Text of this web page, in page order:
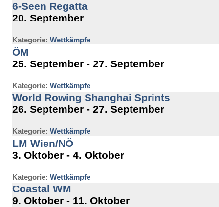
6-Seen Regatta
20. September
Kategorie: Wettkämpfe
ÖM
25. September - 27. September
Kategorie: Wettkämpfe
World Rowing Shanghai Sprints
26. September - 27. September
Kategorie: Wettkämpfe
LM Wien/NÖ
3. Oktober - 4. Oktober
Kategorie: Wettkämpfe
Coastal WM
9. Oktober - 11. Oktober